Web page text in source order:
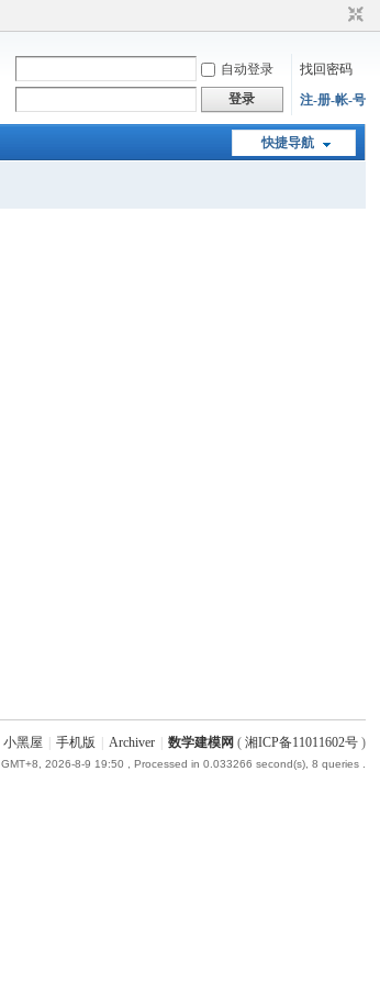
自动登录
找回密码
登录 注-册-帐-号
快捷导航
小黑屋 手机版 Archiver 数学建模网 ( 湘ICP备11011602号)
GMT+8, 2026-8-9 19:50 , Processed in 0.033266 second(s), 8 queries .